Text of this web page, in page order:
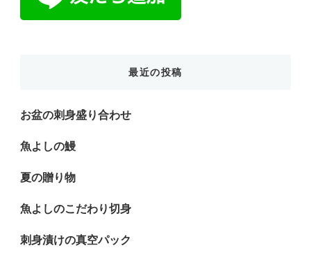
最近の投稿
お盆の刺身盛り合わせ
魚よしの鰻
夏の贈り物
魚よしのこだわり切身
刺身漬けの真空パック